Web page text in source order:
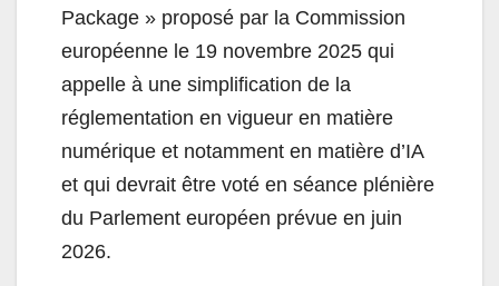
Package » proposé par la Commission
européenne le 19 novembre 2025 qui
appelle à une simplification de la
réglementation en vigueur en matière
numérique et notamment en matière d’IA
et qui devrait être voté en séance plénière
du Parlement européen prévue en juin
2026.